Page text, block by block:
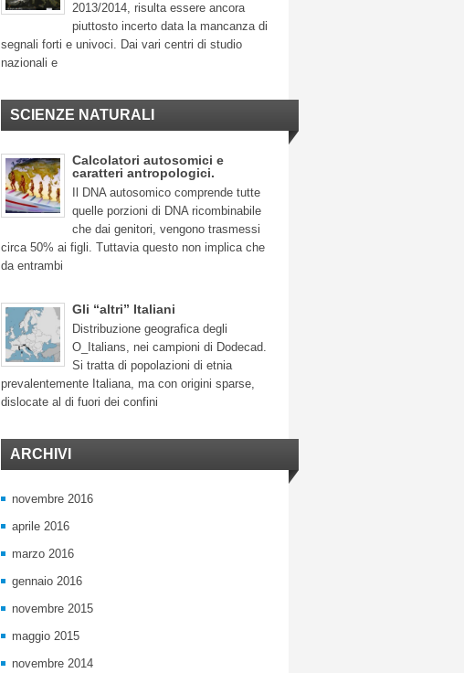
2013/2014, risulta essere ancora
piuttosto incerto data la mancanza di
segnali forti e univoci. Dai vari centri di studio
nazionali e
SCIENZE NATURALI
Calcolatori autosomici e
caratteri antropologici.
Il DNA autosomico comprende tutte
quelle porzioni di DNA ricombinabile
che dai genitori, vengono trasmessi
circa 50% ai figli. Tuttavia questo non implica che
da entrambi
Gli “altri” Italiani
Distribuzione geografica degli
O_Italians, nei campioni di Dodecad.
Si tratta di popolazioni di etnia
prevalentemente Italiana, ma con origini sparse,
dislocate al di fuori dei confini
ARCHIVI
novembre 2016
aprile 2016
marzo 2016
gennaio 2016
novembre 2015
maggio 2015
novembre 2014